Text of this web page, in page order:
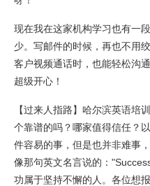
现在我在这家机构学习也有一
少。写邮件的时候，再也不用
客户视频通话时，也能轻松沟
超级开心！
【过来人指路】哈尔滨英语培
个靠谱的吗？哪家值得信任？
件容易的事，但是也并非难事
像那句英文名言说的：
功属于坚持不懈的人。各位想